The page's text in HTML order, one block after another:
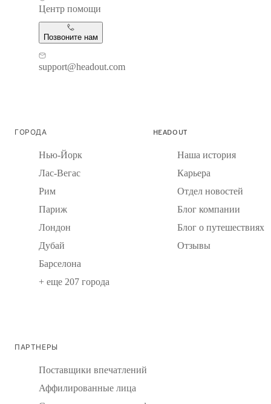
Центр помощи
Позвоните нам
support@headout.com
ГОРОДА
Нью-Йорк
Лас-Вегас
Рим
Париж
Лондон
Дубай
Барселона
+ еще 207 города
HEADOUT
Наша история
Карьера
Отдел новостей
Блог компании
Блог о путешествиях
Отзывы
ПАРТНЕРЫ
Поставщики впечатлений
Аффилированные лица